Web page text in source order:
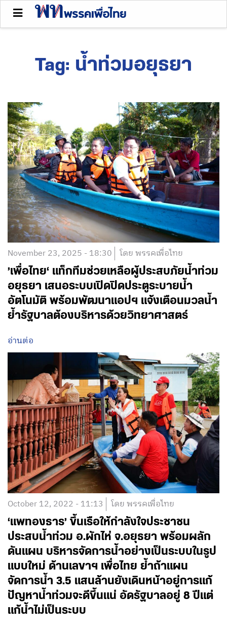
Tag: น้ำท่วมอยุธยา
November 23, 2025 - 18:30 โดย พรรคเพื่อไทย
’เพื่อไทย‘ แท็กทีมช่วยเหลือผู้ประสบภัยน้ำท่วม
อยุธยา เสนอระบบเปิดปิดประตูระบายน้ำ
อัตโนมัติ พร้อมพัฒนาแอปฯ แจ้งเตือนมวลน้ำ
ย้ำรัฐบาลต้องบริหารด้วยวิทยาศาสตร์
อ่านต่อ
October 12, 2022 - 11:13 โดย พรรคเพื่อไทย
‘แพทองธาร’ ขึ้นเรือให้กำลังใจประชาชน
ประสบน้ำท่วม อ.ผักไห่ จ.อยุธยา พร้อมผลัก
ดันแผน บริหารจัดการน้ำอย่างเป็นระบบในรูป
แบบใหม่ ด้านเลขาฯ เพื่อไทย ย้ำถ้าแผน
จัดการน้ำ 3.5 แสนล้านยังเดินหน้าอยู่การแก้
ปัญหาน้ำท่วมจะดีขึ้นแน่ อัดรัฐบาลอยู่ 8 ปีแต่
แก้น้ำไม่เป็นระบบ